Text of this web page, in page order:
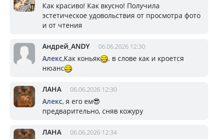
Как красиво! Как вкусно! Получила
эстетическое удовольствия от просмотра фото
и от чтения
Андрей_ANDY 06.06.2026 12:30
Алекс,Как коньяк
. в слове как и кроется
нюанс
ЛАНА 06.06.2026 12:30
Алекс, я его ем😎
предварительно, сняв кожуру
ЛАНА 06.06.2026 12:34